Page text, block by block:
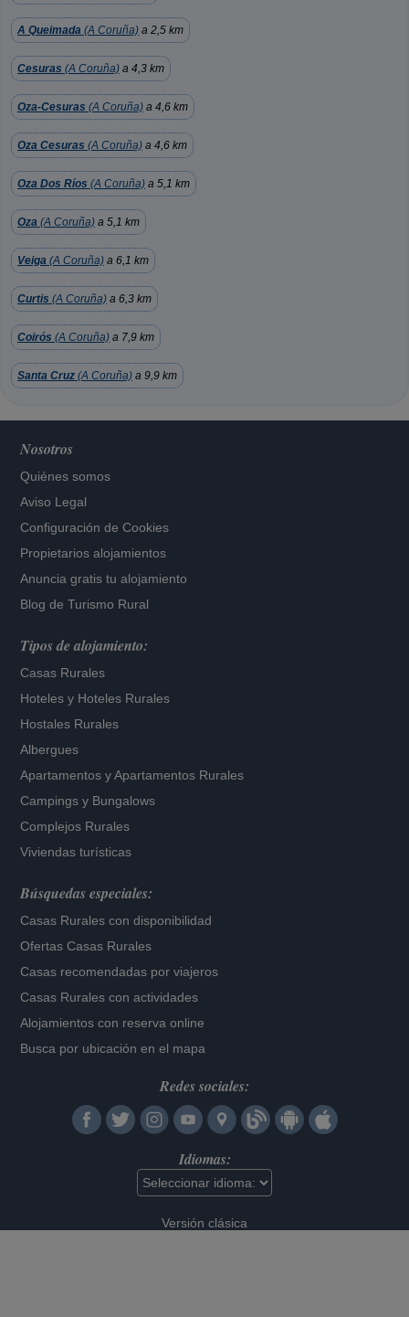
A Queimada (A Coruña) a 2,5 km
Cesuras (A Coruña) a 4,3 km
Oza-Cesuras (A Coruña) a 4,6 km
Oza Cesuras (A Coruña) a 4,6 km
Oza Dos Ríos (A Coruña) a 5,1 km
Oza (A Coruña) a 5,1 km
Veiga (A Coruña) a 6,1 km
Curtis (A Coruña) a 6,3 km
Coirós (A Coruña) a 7,9 km
Santa Cruz (A Coruña) a 9,9 km
Nosotros
Quiénes somos
Aviso Legal
Configuración de Cookies
Propietarios alojamientos
Anuncia gratis tu alojamiento
Blog de Turismo Rural
Tipos de alojamiento:
Casas Rurales
Hoteles y Hoteles Rurales
Hostales Rurales
Albergues
Apartamentos yApartamentos Rurales
Campings y Bungalows
Complejos Rurales
Viviendas turísticas
Búsquedas especiales:
Casas Rurales con disponibilidad
Ofertas Casas Rurales
Casas recomendadas por viajeros
Casas Rurales con actividades
Alojamientos con reserva online
Busca por ubicación en el mapa
Redes sociales:
Idiomas:
Versión clásica